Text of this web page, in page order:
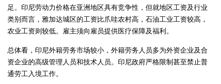
足。印尼劳动力价格在亚洲地区具有竞争性，但就地区工资及行业
类别而言，雅加达城区的工资比爪哇农村高，石油工业工资较高，
农业工资则较低。雇主须向雇员提供医疗保障及福利。
总体看，印尼外籍劳务市场较小，外籍劳务人员多为外资企业及合
资企业的高级管理人员和技术人员。印尼政府严格限制甚至禁止普
通劳工入境工作。